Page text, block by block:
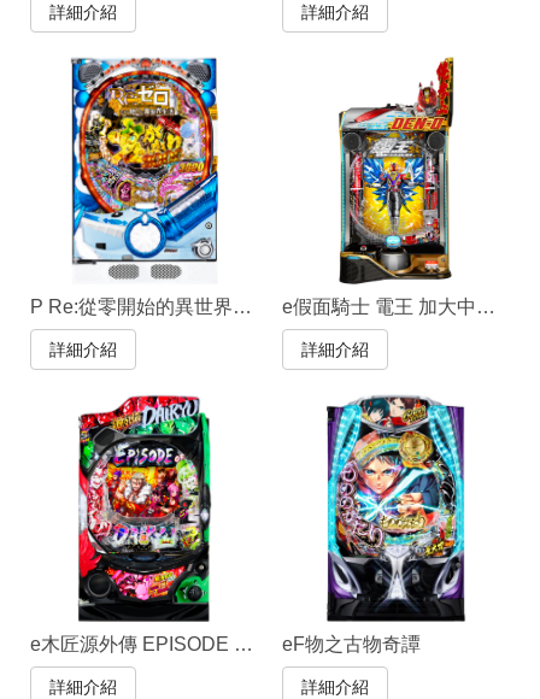
詳細介紹 詳細介紹
P Re:從零開始的異世界生活 鬼助199ver.
詳細介紹
e假面騎士 電王 加大中洞239
詳細介紹
e木匠源外傳 EPISODE OF ‐大龍‐
詳細介紹
eF物之古物奇譚
詳細介紹